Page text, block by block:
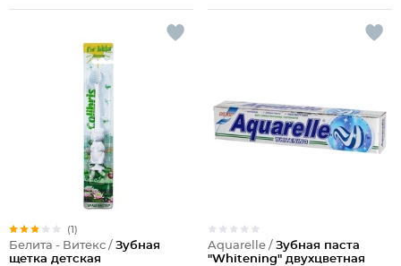
(1)
Белита - Витекс / Зубная
щетка детская
Aquarelle / Зубная паста
"Whitening" двухцветная